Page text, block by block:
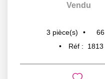
Vendu
3 pièce(s) 66
Réf :
1813